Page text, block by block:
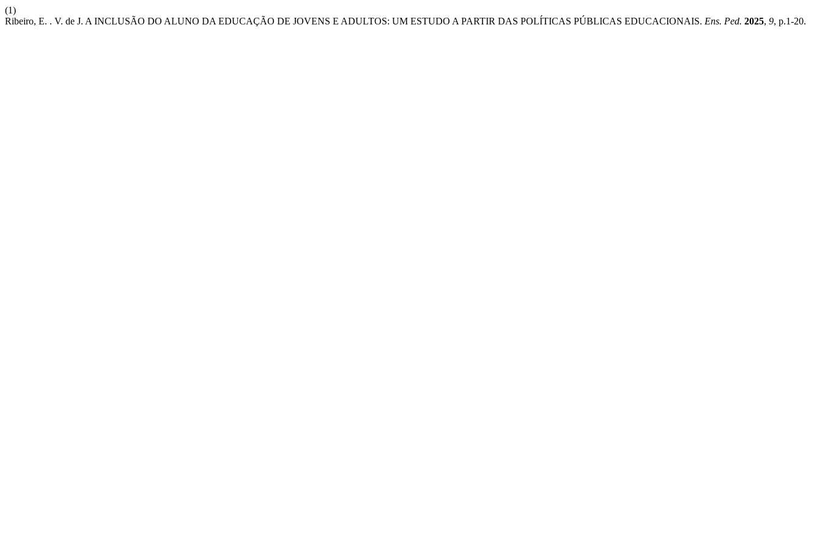
(1)
Ribeiro, E. . V. de J. A INCLUSÃO DO ALUNO DA EDUCAÇÃO DE JOVENS E ADULTOS: UM ESTUDO A PARTIR DAS POLÍTICAS PÚBLICAS EDUCACIONAIS. Ens. Ped. 2025, 9, p.1-20.